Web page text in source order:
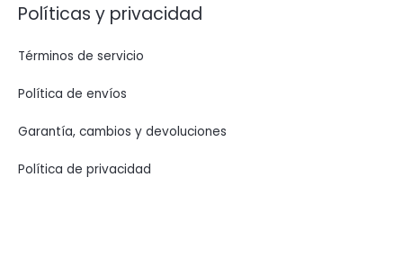
Políticas y privacidad
Términos de servicio
Política de envíos
Garantía, cambios y devoluciones
Política de privacidad